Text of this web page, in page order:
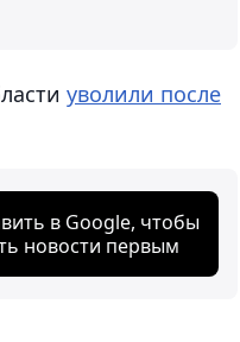
уволили после
в Google, чтобы
новости первым